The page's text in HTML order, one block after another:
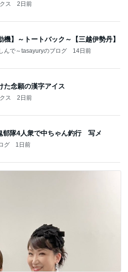
ス 2日前
機】～トートバック～【三越伊勢丹】
んで～tasayuryのブログ 14日前
た念願の漢字アイス
ス 2日前
鬼郁隊4人衆で中ちゃん釣行 写メ
グ 1日前